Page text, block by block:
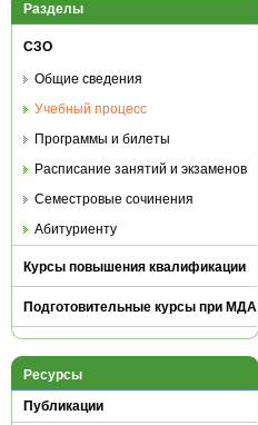
Разделы
СЗО
Общие сведения
Учебный процесс
Программы и билеты
Расписание занятий и экзаменов
Семестровые сочинения
Абитуриенту
Курсы повышения квалификации
Подготовительные курсы при МДА
Ресурсы
Публикации